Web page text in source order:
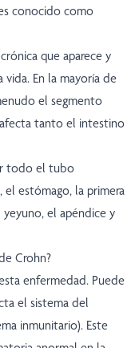
conocido como
que aparece y
En la mayoría de
el segmento
tanto el intestino
todo el tubo
estómago, la primera
el apéndice y
Crohn?
enfermedad. Puede
el sistema del
inmunitario). Este